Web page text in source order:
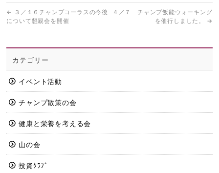
← ３／１６チャンプコーラスの今後
について懇親会を開催
４／７ チャンプ飯能ウォーキング
を催行しました。 →
カテゴリー
イベント活動
チャンプ散策の会
健康と栄養を考える会
山の会
投資ｸﾗﾌﾞ